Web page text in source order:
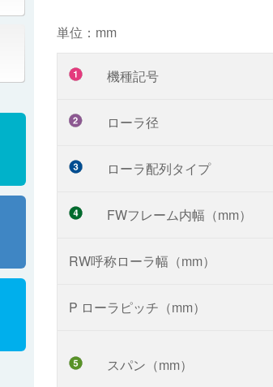
単位：mm
機種記号
ローラ径
ローラ配列タイプ
FWフレーム内幅（mm）
RW呼称ローラ幅（mm）
P ローラピッチ（mm）
スパン（mm）